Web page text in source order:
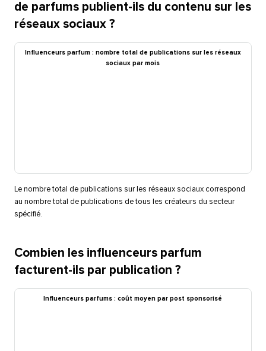
de parfums publient-ils du contenu sur les
réseaux sociaux ?​​
Influenceurs parfum : nombre total de publications sur les réseaux
sociaux par mois​​
Le nombre total de publications sur les réseaux sociaux correspond
au nombre total de publications de tous les créateurs du secteur
spécifié.​​
Combien les influenceurs parfum
facturent-ils par publication ?​​
Influenceurs parfums : coût moyen par post sponsorisé​​